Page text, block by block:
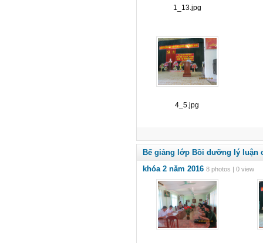
1_13.jpg
4_5.jpg
Bế giảng lớp Bồi dưỡng lý luận
khóa 2 năm 2016 8 photos | 0 view